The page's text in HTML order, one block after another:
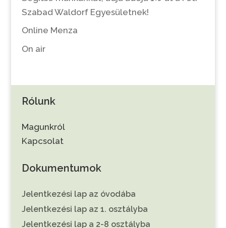
Szabad Waldorf Egyesületnek!
Online Menza
On air
Rólunk
Magunkról
Kapcsolat
Dokumentumok
Jelentkezési lap az óvodába
Jelentkezési lap az 1. osztályba
Jelentkezési lap a 2-8 osztályba